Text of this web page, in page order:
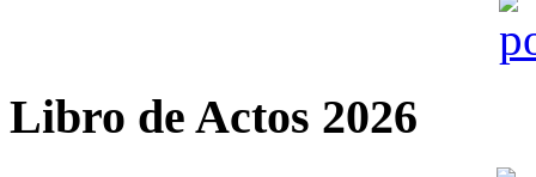
Libro de Actos 2026